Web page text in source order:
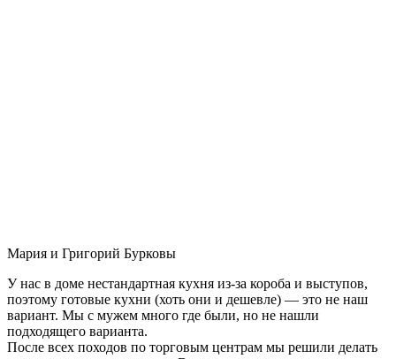
Мария и Григорий Бурковы
У нас в доме нестандартная кухня из-за короба и выступов,
поэтому готовые кухни (хоть они и дешевле) — это не наш
вариант. Мы с мужем много где были, но не нашли
подходящего варианта.
После всех походов по торговым центрам мы решили делать